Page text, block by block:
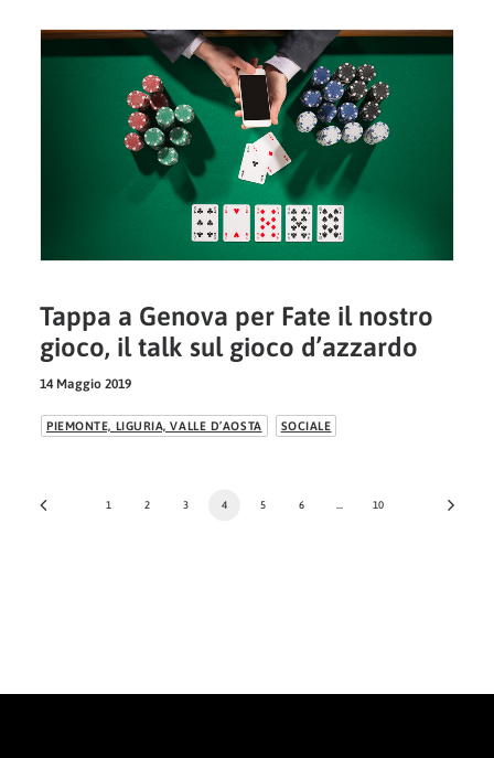
Tappa a Genova per Fate il nostro
gioco, il talk sul gioco d’azzardo
14 Maggio 2019
PIEMONTE, LIGURIA, VALLE D’AOSTA SOCIALE
1 2 3 4 5 6 10